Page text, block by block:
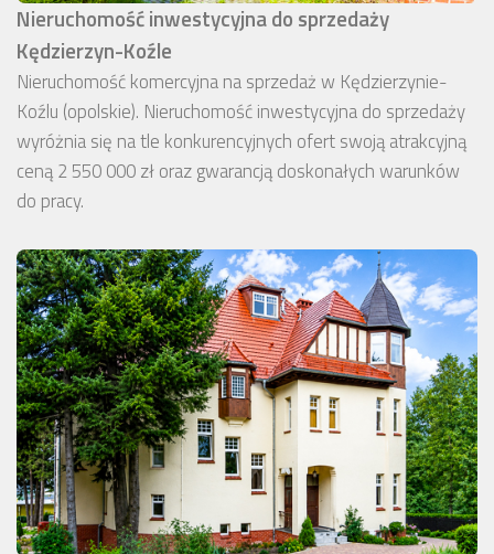
Nieruchomość inwestycyjna do sprzedaży
Kędzierzyn-Koźle
Nieruchomość komercyjna na sprzedaż w Kędzierzynie-
Koźlu (opolskie). Nieruchomość inwestycyjna do sprzedaży
wyróżnia się na tle konkurencyjnych ofert swoją atrakcyjną
ceną 2 550 000 zł oraz gwarancją doskonałych warunków
do pracy.